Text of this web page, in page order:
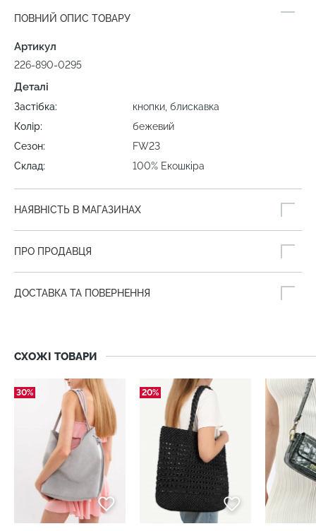
ПОВНИЙ ОПИС ТОВАРУ
Артикул
226-890-0295
Деталі
Застібка:
кнопки, блискавка
Колір:
бежевий
Сезон:
FW23
Склад:
100% Екошкіра
НАЯВНІСТЬ В МАГАЗИНАХ
ПРО ПРОДАВЦЯ
ДОСТАВКА ТА ПОВЕРНЕННЯ
СХОЖІ ТОВАРИ
30% 20%